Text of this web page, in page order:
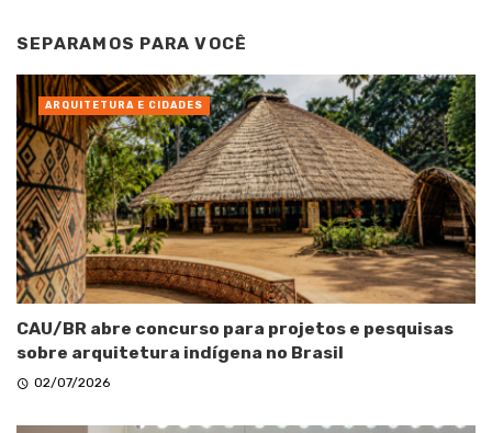
SEPARAMOS PARA VOCÊ
CAU/BR abre concurso para projetos e pesquisas
sobre arquitetura indígena no Brasil
02/07/2026
ARQUITETURA E CIDADES